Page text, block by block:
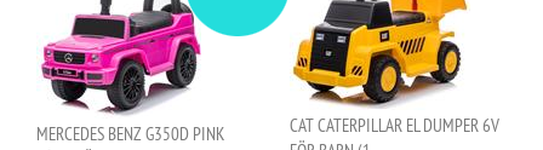
MERCEDES BENZ G350D PINK
CAT CATERPILLAR EL DUMPER 6V